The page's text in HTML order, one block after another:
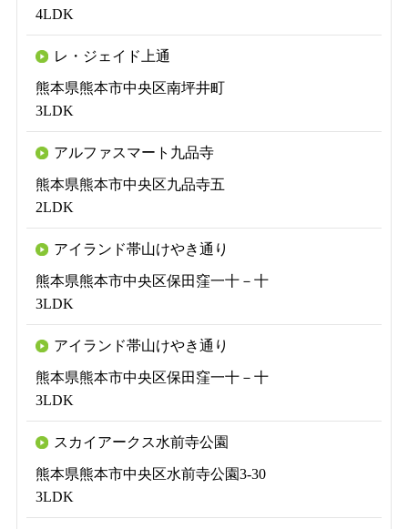
4LDK
レ・ジェイド上通
熊本県熊本市中央区南坪井町
3LDK
アルファスマート九品寺
熊本県熊本市中央区九品寺五
2LDK
アイランド帯山けやき通り
熊本県熊本市中央区保田窪一十－十
3LDK
アイランド帯山けやき通り
熊本県熊本市中央区保田窪一十－十
3LDK
スカイアークス水前寺公園
熊本県熊本市中央区水前寺公園3-30
3LDK